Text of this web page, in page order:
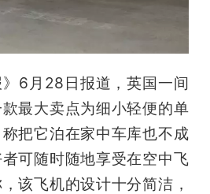
6月28日报道，英国一间
最大卖点为细小轻便的单
把它泊在家中车库也不成
可随时随地享受在空中飞
该飞机的设计十分简洁，